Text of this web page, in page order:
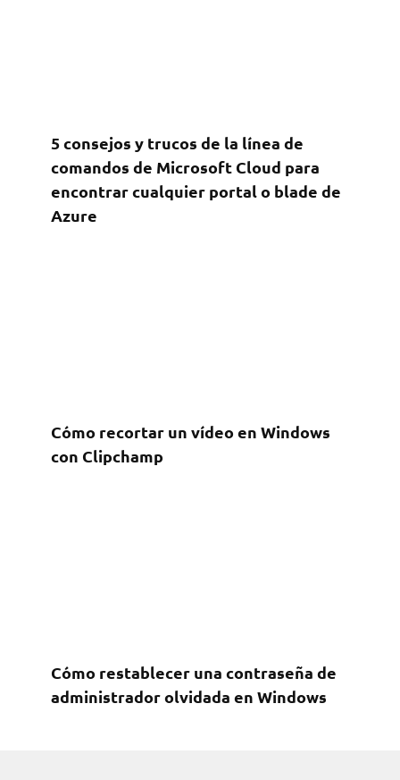
5 consejos y trucos de la línea de
comandos de Microsoft Cloud para
encontrar cualquier portal o blade de
Azure
Cómo recortar un vídeo en Windows
con Clipchamp
Cómo restablecer una contraseña de
administrador olvidada en Windows